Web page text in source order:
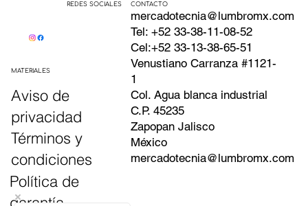
REDES SOCIALES
MATERIALES
Aviso de
privacidad
Términos y
condiciones
Política de
CONTACTO
mercadotecnia@lumbromx.com
Tel: +52 33-38-11-08-52
Cel:+52 33-13-38-65-51
Venustiano Carranza #1121-
1
Col. Agua blanca industrial
C.P. 45235
Zapopan Jalisco
México
mercadotecnia@lumbromx.com